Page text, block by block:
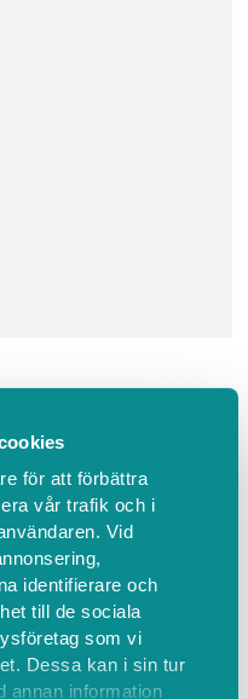
för att förbättra
vår trafik och i
Vid
identifierare och
till de sociala
som vi
Dessa kan i sin tur
annan information
Flen, Sverige